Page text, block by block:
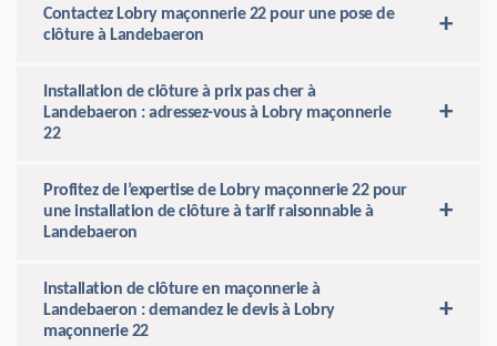
Contactez Lobry maçonnerie 22 pour une pose de
clôture à Landebaeron
Installation de clôture à prix pas cher à
Landebaeron : adressez-vous à Lobry maçonnerie
22
Profitez de l’expertise de Lobry maçonnerie 22 pour
une installation de clôture à tarif raisonnable à
Landebaeron
Installation de clôture en maçonnerie à
Landebaeron : demandez le devis à Lobry
maçonnerie 22